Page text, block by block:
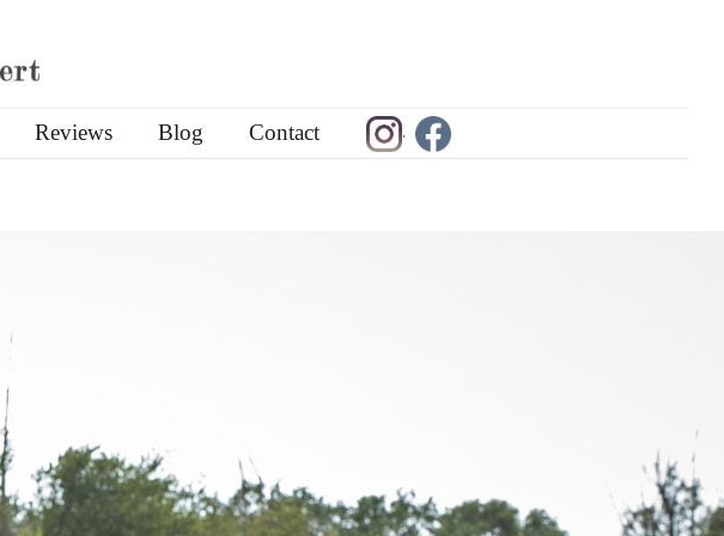
Reviews Blog Contact .